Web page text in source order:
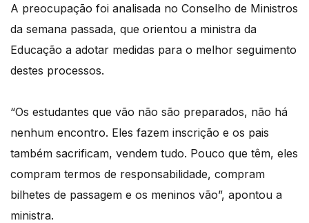
A preocupação foi analisada no Conselho de Ministros
da semana passada, que orientou a ministra da
Educação a adotar medidas para o melhor seguimento
destes processos.
“Os estudantes que vão não são preparados, não há
nenhum encontro. Eles fazem inscrição e os pais
também sacrificam, vendem tudo. Pouco que têm, eles
compram termos de responsabilidade, compram
bilhetes de passagem e os meninos vão”, apontou a
ministra.